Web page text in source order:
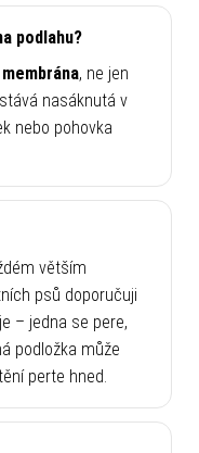
podlahu?
, ne jen
nasáknutá v
nebo pohovka
větším
psů doporučuji
– jedna se pere,
podložka může
perte hned.